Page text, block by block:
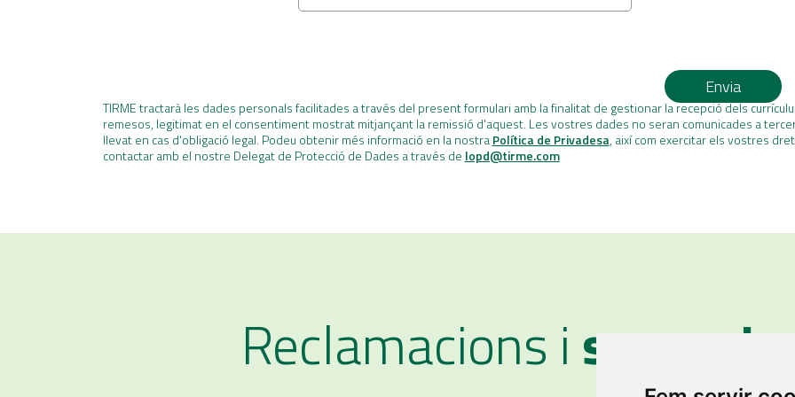
Envia
TIRME tractarà les dades personals facilitades a través del present formulari amb la finalitat de gestionar la recepció dels
remesos, legitimat en el consentiment mostrat mitjançant la remissió d'aquest. Les vostres dades no seran comunicades a
llevat en cas d'obligació legal. Podeu obtenir més informació en la nostraPolítica de Privadesa, així com exercitar els vostres
contactar amb el nostre Delegat de Protecció de Dades a través de lopd@tirme.com
Reclamacions i